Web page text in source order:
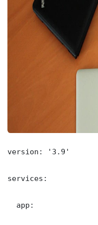
version: '3.9'
services:
  app: